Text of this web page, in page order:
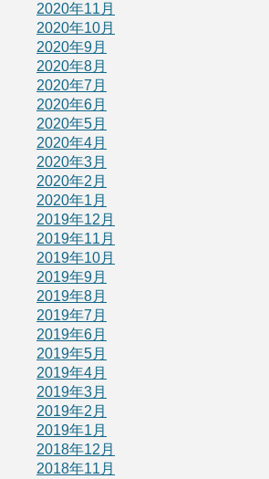
2020年11月
2020年10月
2020年9月
2020年8月
2020年7月
2020年6月
2020年5月
2020年4月
2020年3月
2020年2月
2020年1月
2019年12月
2019年11月
2019年10月
2019年9月
2019年8月
2019年7月
2019年6月
2019年5月
2019年4月
2019年3月
2019年2月
2019年1月
2018年12月
2018年11月